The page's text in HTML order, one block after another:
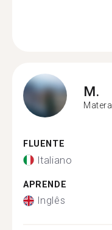
M.
Matera
FLUENTE
Italiano
APRENDE
Inglês